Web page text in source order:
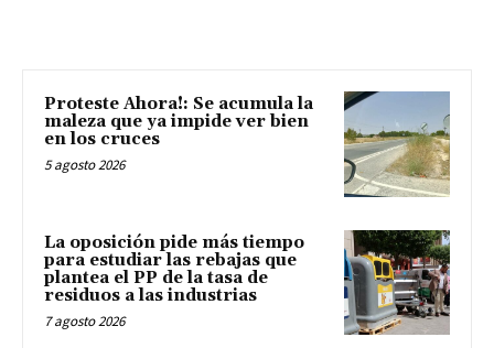
Proteste Ahora!: Se acumula la
maleza que ya impide ver bien
en los cruces
5 agosto 2026
La oposición pide más tiempo
para estudiar las rebajas que
plantea el PP de la tasa de
residuos a las industrias
7 agosto 2026